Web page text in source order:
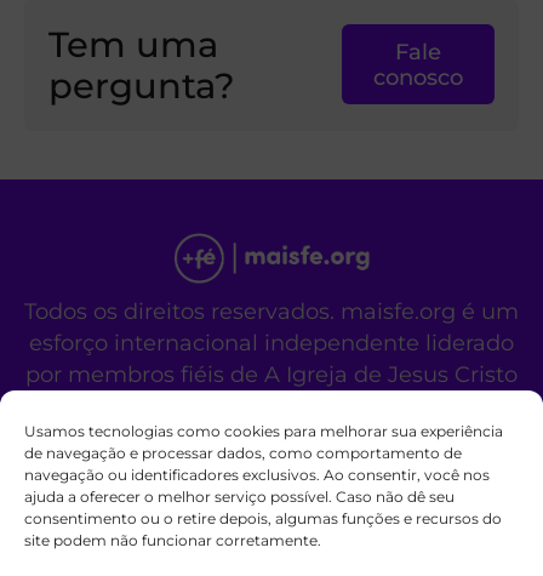
Usamos tecnologias como cookies para melhorar sua experiência
de navegação e processar dados, como comportamento de
navegação ou identificadores exclusivos. Ao consentir, você nos
ajuda a oferecer o melhor serviço possível. Caso não dê seu
consentimento ou o retire depois, algumas funções e recursos do
site podem não funcionar corretamente.
Tem uma
pergunta?
Fale
conosco
Todos os direitos reservados. maisfe.org é um
esforço internacional independente liderado
por membros fiéis de A Igreja de Jesus Cristo
Este site não é um site oficial da organização
religiosa mencionada acima.
Fale Conosco Políticas de Cookies